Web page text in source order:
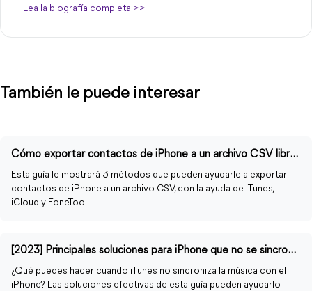
Lea la biografía completa >>
También le puede interesar
Cómo exportar contactos de iPhone a un archivo CSV libremente
Esta guía le mostrará 3 métodos que pueden ayudarle a exportar
contactos de iPhone a un archivo CSV, con la ayuda de iTunes,
iCloud y FoneTool.
[2023] Principales soluciones para iPhone que no se sincroniza con iTunes
¿Qué puedes hacer cuando iTunes no sincroniza la música con el
iPhone? Las soluciones efectivas de esta guía pueden ayudarlo